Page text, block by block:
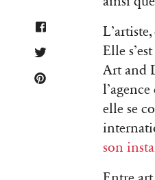
Elle
Art and
elle se
son